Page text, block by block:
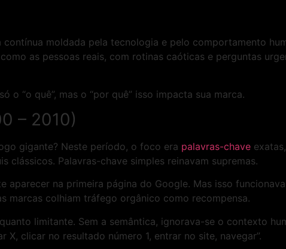
moldada pela tecnologia e pelo comportamento
as pessoas reais, com rotinas caóticas e perguntas
o “o quê”, mas o “por quê” isso impacta sua marca.
– 2010)
gigante? Neste período, o foco era palavras-chave
clássicos. Palavras-chave simples reinavam supremas.
aparecer na primeira página do Google. Mas isso
marcas colhiam tráfego orgânico como recompensa.
limitante. Sem a semântica, ignorava-se o contexto
clicar no resultado número 1, entrar no site, navegar”.